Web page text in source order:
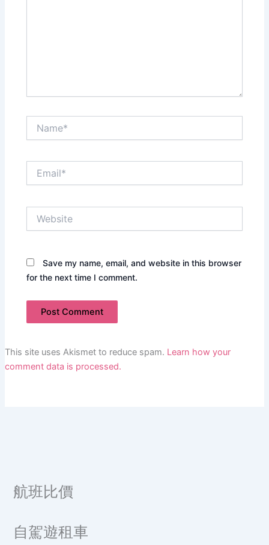
Save my name, email, and website in this browser
for the next time I comment.
This site uses Akismet to reduce spam. Learn how your
comment data is processed.
航班比價
自駕遊租車